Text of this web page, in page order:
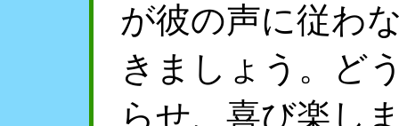
が彼の声に従わ
きましょう。ど
らせ、喜び楽し